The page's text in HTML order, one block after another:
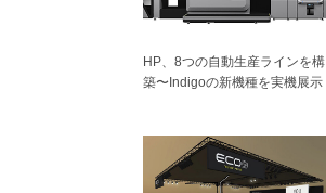
HP、8つの自動生産ラインを構
築〜Indigoの新機種を実機展示